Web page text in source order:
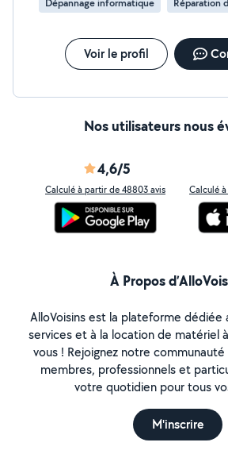
Dépannage informatique Réparation
Voir le profil
Nos utilisateurs nous
4,6/5
Calculé à partir de 48803 avis Calculé
À Propos
AlloVoisins est la plateforme dédiée
services et à la location de matériel
vous ! Rejoignez notre
membres, professionnels et
votre quotidien pour tous
M'inscrire